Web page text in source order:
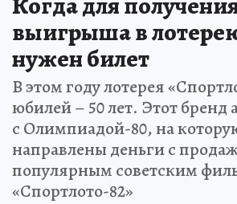
выигрыша в
нужен билет
В этом году лотерея
юбилей – 50 лет. Этот бренд
с Олимпиадой-80, на
направлены деньги с
популярным советским
«Спортлото-82»